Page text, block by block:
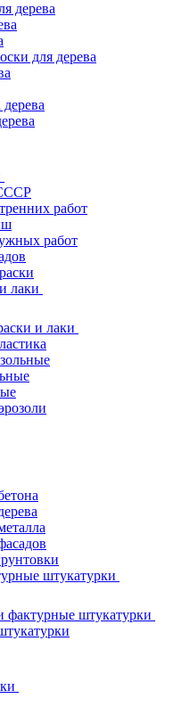
дерева
для дерева
работ
работ
лаки
и лаки
штукатурки
фактурные штукатурки